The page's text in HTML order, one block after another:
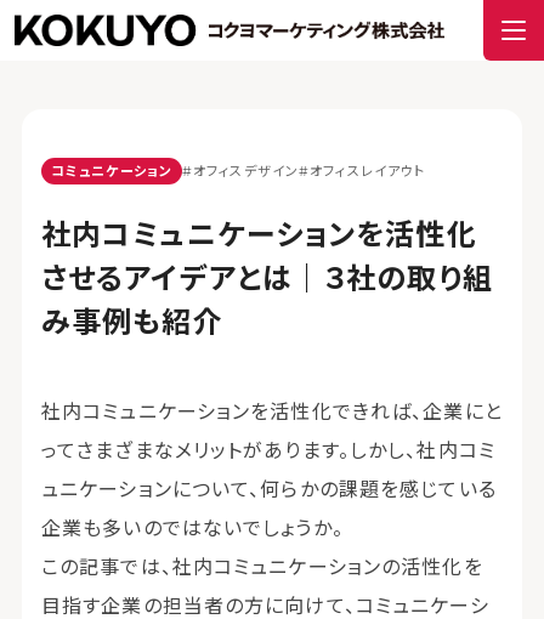
コミュニケーション #オフィスデザイン#オフィスレイアウト
社内コミュニケーションを活性化
させるアイデアとは｜３社の取り組
み事例も紹介
社内コミュニケーションを活性化できれば、企業にと
ってさまざまなメリットがあります。しかし、社内コミ
ュニケーションについて、何らかの課題を感じている
企業も多いのではないでしょうか。
この記事では、社内コミュニケーションの活性化を
目指す企業の担当者の方に向けて、コミュニケーシ